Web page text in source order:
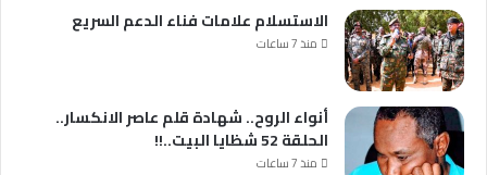
الاستسلام علامات فناء الدعم السريع
منذ 7 ساعات
أنواء الروح.. شهادة قلم عاصر الانكسار..
الحلقة 52 شظايا البيت..!!
منذ 7 ساعات